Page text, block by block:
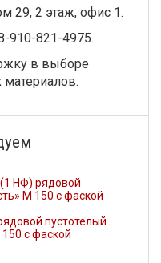
29, 2 этаж, офис 1.
910-821-4975.
в выборе
пустотелый
с фаской